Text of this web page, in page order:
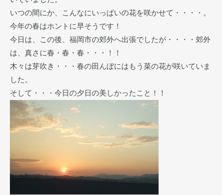
いつの間にか、こんなにいっぱいの花を咲かせて・・・・。
今年の春はホントに早そうです！
今日は、この後、福岡市の郊外へ出張でしたが・・・・郊外
は、真さに春・春・春・・・！！
木々は芽吹き・・・春の田んぼにはもう菜の花が咲いていま
した。
そして・・・今日の夕日の美しかったこと！！